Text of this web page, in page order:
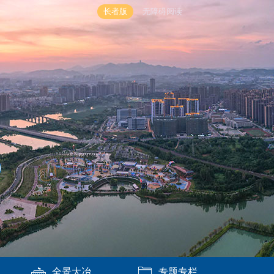
长者版 无障碍阅读
全景大冶 专题专栏